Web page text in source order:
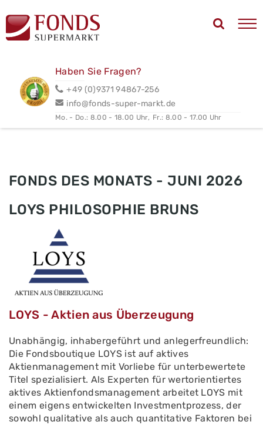
Haben Sie Fragen?
+49 (0)9371 94867-256
info@fonds-super-markt.de
Mo. - Do.: 8.00 - 18.00 Uhr, Fr.: 8.00 - 17.00 Uhr
FONDS DES MONATS - JUNI 2026
LOYS PHILOSOPHIE BRUNS
LOYS - Aktien aus Überzeugung
Unabhängig, inhabergeführt und anlegerfreundlich:
Die Fondsboutique LOYS ist auf aktives
Aktienmanagement mit Vorliebe für unterbewertete
Titel spezialisiert. Als Experten für wertorientiertes
aktives Aktienfondsmanagement arbeitet LOYS mit
einem eigens entwickelten Investmentprozess, der
sowohl qualitative als auch quantitative Faktoren bei